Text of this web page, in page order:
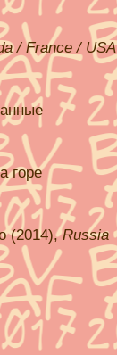
/ France / USA
горе
(2014),Russia